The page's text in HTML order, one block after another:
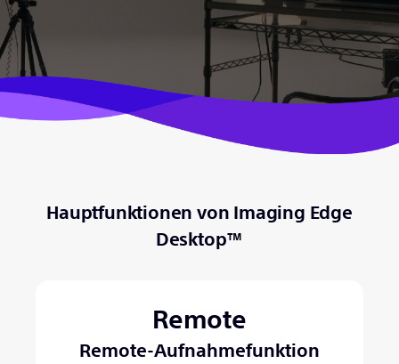
Hauptfunktionen von Imaging Edge
Desktop™
Remote
Remote-Aufnahmefunktion